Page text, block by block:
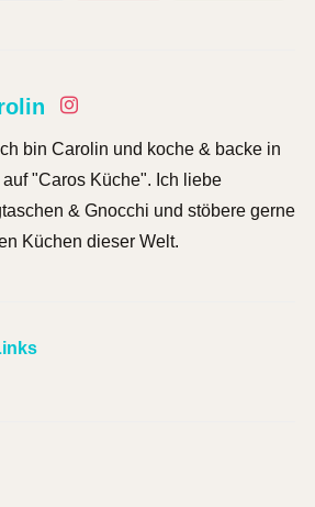
bin Carolin und koche & backe in
auf "Caros Küche". Ich liebe
& Gnocchi und stöbere gerne
Küchen dieser Welt.